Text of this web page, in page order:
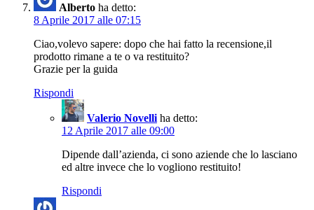
Alberto ha detto:
8 Aprile 2017 alle 07:15
Ciao,volevo sapere: dopo che hai fatto la recensione,il
prodotto rimane a te o va restituito?
Grazie per la guida
Rispondi
Valerio Novelli ha detto:
12 Aprile 2017 alle 09:00
Dipende dall’azienda, ci sono aziende che lo lasciano
ed altre invece che lo vogliono restituito!
Rispondi